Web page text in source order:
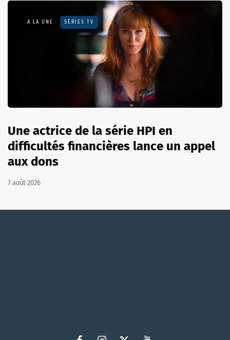
A LA UNE SÉRIES TV
Une actrice de la série HPI en
difficultés financières lance un appel
aux dons
7 août 2026